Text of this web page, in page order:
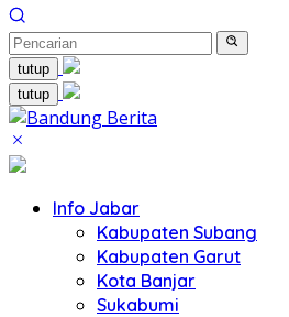
tutup
tutup
Info Jabar
Kabupaten Subang
Kabupaten Garut
Kota Banjar
Sukabumi